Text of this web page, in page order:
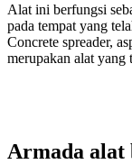
Alat ini berfungsi
pada tempat yang
Concrete spreader,
merupakan alat yang
Armada alat